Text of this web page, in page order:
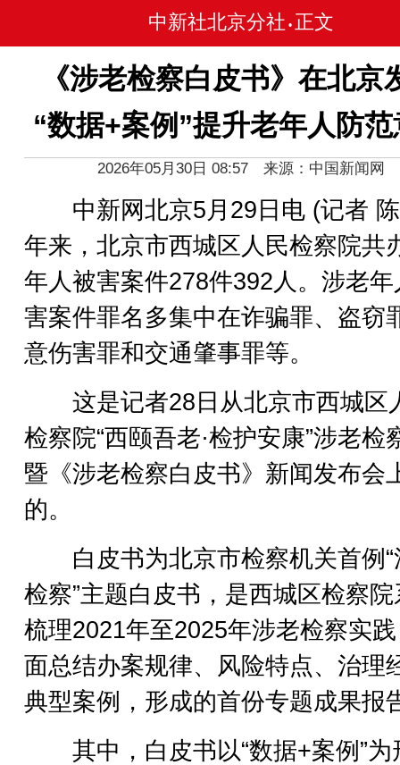
中新社北京分社 • 正文
《涉老检察白皮书》在北京
“数据+案例”提升老年人防
2026年05月30日 08:57 来源：中国新闻网
中新网北京5月29日电 (记者
年来，北京市西城区人民检察院共
年人被害案件278件392人。涉老年
害案件罪名多集中在诈骗罪、盗窃
意伤害罪和交通肇事罪等。
这是记者28日从北京市西城区
检察院“西颐吾老·检护安康”涉老检
暨《涉老检察白皮书》新闻发布会
的。
白皮书为北京市检察机关首例“
检察”主题白皮书，是西城区检察
梳理2021年至2025年涉老检察实
面总结办案规律、风险特点、治理
典型案例，形成的首份专题成果报
其中，白皮书以“数据+案例”为